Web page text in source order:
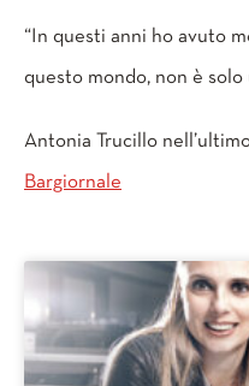
“In questi anni ho avuto
questo mondo, non è solo
Antonia Trucillo
Bargiornale